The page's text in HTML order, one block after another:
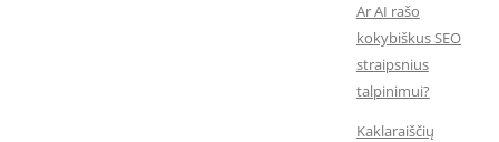
Ar AI rašo
kokybiškus SEO
straipsnius
talpinimui?
Kaklaraiščių